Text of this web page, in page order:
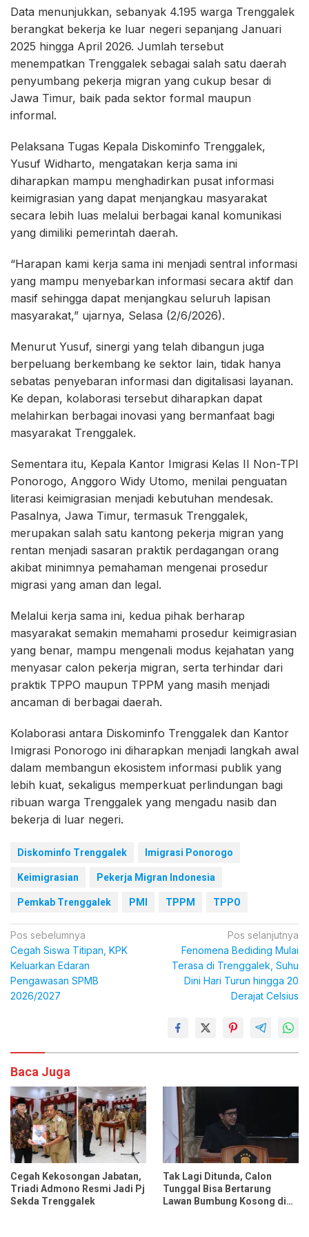
Data menunjukkan, sebanyak 4.195 warga Trenggalek
berangkat bekerja ke luar negeri sepanjang Januari
2025 hingga April 2026. Jumlah tersebut
menempatkan Trenggalek sebagai salah satu daerah
penyumbang pekerja migran yang cukup besar di
Jawa Timur, baik pada sektor formal maupun
informal.
Pelaksana Tugas Kepala Diskominfo Trenggalek,
Yusuf Widharto, mengatakan kerja sama ini
diharapkan mampu menghadirkan pusat informasi
keimigrasian yang dapat menjangkau masyarakat
secara lebih luas melalui berbagai kanal komunikasi
yang dimiliki pemerintah daerah.
“Harapan kami kerja sama ini menjadi sentral informasi
yang mampu menyebarkan informasi secara aktif dan
masif sehingga dapat menjangkau seluruh lapisan
masyarakat,” ujarnya, Selasa (2/6/2026).
Menurut Yusuf, sinergi yang telah dibangun juga
berpeluang berkembang ke sektor lain, tidak hanya
sebatas penyebaran informasi dan digitalisasi layanan.
Ke depan, kolaborasi tersebut diharapkan dapat
melahirkan berbagai inovasi yang bermanfaat bagi
masyarakat Trenggalek.
Sementara itu, Kepala Kantor Imigrasi Kelas II Non-TPI
Ponorogo, Anggoro Widy Utomo, menilai penguatan
literasi keimigrasian menjadi kebutuhan mendesak.
Pasalnya, Jawa Timur, termasuk Trenggalek,
merupakan salah satu kantong pekerja migran yang
rentan menjadi sasaran praktik perdagangan orang
akibat minimnya pemahaman mengenai prosedur
migrasi yang aman dan legal.
Melalui kerja sama ini, kedua pihak berharap
masyarakat semakin memahami prosedur keimigrasian
yang benar, mampu mengenali modus kejahatan yang
menyasar calon pekerja migran, serta terhindar dari
praktik TPPO maupun TPPM yang masih menjadi
ancaman di berbagai daerah.
Kolaborasi antara Diskominfo Trenggalek dan Kantor
Imigrasi Ponorogo ini diharapkan menjadi langkah awal
dalam membangun ekosistem informasi publik yang
lebih kuat, sekaligus memperkuat perlindungan bagi
ribuan warga Trenggalek yang mengadu nasib dan
bekerja di luar negeri.
Diskominfo Trenggalek Imigrasi Ponorogo
Keimigrasian Pekerja Migran Indonesia
Pemkab Trenggalek PMI TPPM TPPO
Navigasi
pos
Pos sebelumnya
Cegah Siswa Titipan, KPK
Keluarkan Edaran
Pengawasan SPMB
2026/2027
Pos selanjutnya
Fenomena Bediding Mulai
Terasa di Trenggalek, Suhu
Dini Hari Turun hingga 20
Derajat Celsius
Baca Juga
Cegah Kekosongan Jabatan,
Triadi Admono Resmi Jadi Pj
Sekda Trenggalek
Tak Lagi Ditunda, Calon
Tunggal Bisa Bertarung
Lawan Bumbung Kosong di